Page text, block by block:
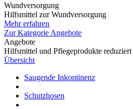
Wundversorgung
Hilfsmittel zur Wundversorgung
Mehr erfahren
Zur Kategorie Angebote
Angebote
Hilfsmittel und Pflegeprodukte reduziert
Übersicht
Saugende Inkontinenz
Schutzhosen